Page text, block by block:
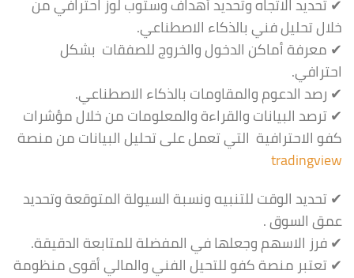
خلال تحليل فني بالذكاء الاصطناعي.
✔ معرفة أماكن الدخول والخروج للصفقات بشكل
احترافي.
✔ رصد الدعوم والمقاومات بالذكاء الاصطناعي.
✔ ترصد البيانات والقراءة والمعلومات من خلال مؤشرات
كفو الاحترافية التي تعمل على تحليل البيانات من منصة
tradingview
✔ تحديد الوقت للتنبيه ونسبة السيولة المتوقعة وتحديد
عمق السوق .
✔ فرز الاسهم وجعلها في المفضلة للمتابعة الدقيقة.
✔ تعتبر منصة كفو للتحيل الفني والمالي أقوى منظومة